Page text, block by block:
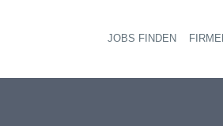
JOBS FINDEN